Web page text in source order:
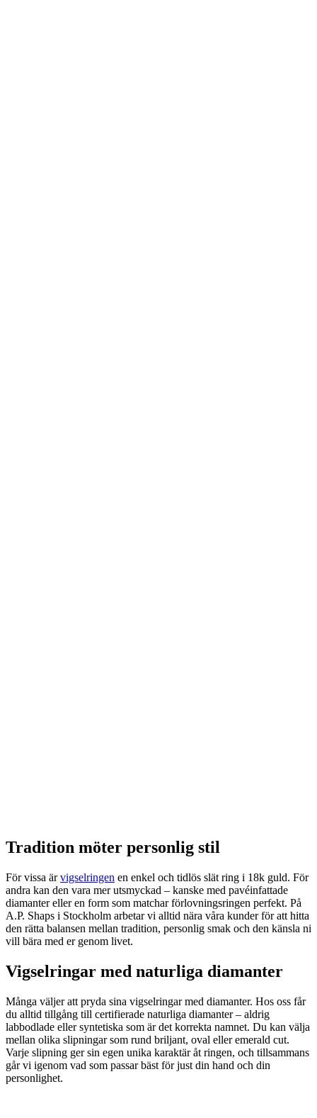
Tradition möter personlig stil
För vissa ärvigselringen en enkel och tidlös slät ring i 18k guld. För
andra kan den vara mer utsmyckad – kanske med pavéinfattade
diamanter eller en form som matchar förlovningsringen perfekt. På
A.P. Shaps i Stockholm arbetar vi alltid nära våra kunder för att hitta
den rätta balansen mellan tradition, personlig smak och den känsla ni
vill bära med er genom livet.
Vigselringar med naturliga diamanter
Många väljer att pryda sina vigselringar med diamanter. Hos oss får
du alltid tillgång till certifierade naturliga diamanter – aldrig
labbodlade eller syntetiska som är det korrekta namnet. Du kan välja
mellan olika slipningar som rund briljant, oval eller emerald cut.
Varje slipning ger sin egen unika karaktär åt ringen, och tillsammans
går vi igenom vad som passar bäst för just din hand och din
personlighet.